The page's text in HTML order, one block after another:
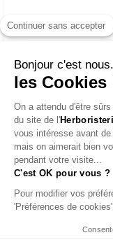
Continuer sans accepter
Bonjour c'est
les Cookies
On a attendu d'être
du site de l'
vous intéresse avant de
mais on aimerait bien
pendant votre visite...
C'est OK pour vous ?
Pour modifier vos
'Préférences de